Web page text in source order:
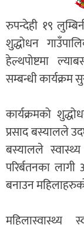
रुपन्देही १९
शुद्धोधन
हेल्थपोष्टमा
सम्बन्धी कार्यक्रम
कार्यक्रमको
प्रसाद बस्यालले
बस्यालले
परिर्बतनका
बनाउन